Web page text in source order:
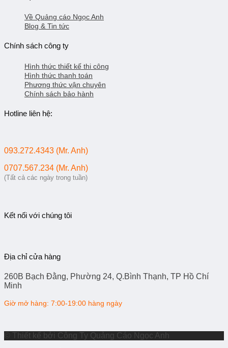
Về Quảng cáo Ngọc Anh
Blog & Tin tức
Chính sách công ty
Hình thức thiết kế thi công
Hình thức thanh toán
Phương thức vận chuyên
Chính sách bảo hành
Hotline liên hệ:
093.272.4343 (Mr. Anh)
0707.567.234 (Mr. Anh)
(Tất cả các ngày trong tuần)
Kết nối với chúng tôi
Địa chỉ cửa hàng
260B Bạch Đằng, Phường 24, Q.Bình Thạnh, TP Hồ Chí
Minh
Giờ mở hàng: 7:00-19:00 hàng ngày
© Thiết kế bởi Công Ty Quảng Cáo Ngọc Anh